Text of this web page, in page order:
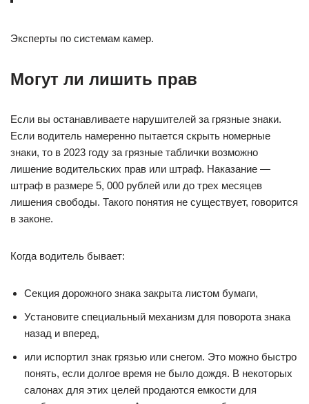
Эксперты по системам камер.
Могут ли лишить прав
Если вы останавливаете нарушителей за грязные знаки.
Если водитель намеренно пытается скрыть номерные
знаки, то в 2023 году за грязные таблички возможно
лишение водительских прав или штраф. Наказание —
штраф в размере 5, 000 рублей или до трех месяцев
лишения свободы. Такого понятия не существует, говорится
в законе.
Когда водитель бывает:
Секция дорожного знака закрыта листом бумаги,
Установите специальный механизм для поворота знака
назад и вперед,
или испортил знак грязью или снегом. Это можно быстро
понять, если долгое время не было дождя. В некоторых
салонах для этих целей продаются емкости для